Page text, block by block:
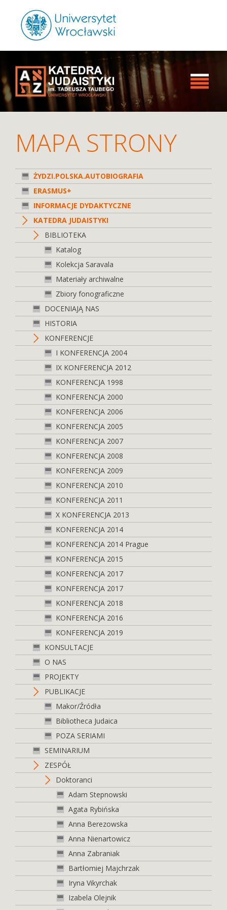
MAPA STRONY
ŻYDZI.POLSKA.AUTOBIOGRAFIA
ERASMUS+
INFORMACJE DYDAKTYCZNE
KATEDRA JUDAISTYKI
BIBLIOTEKA
Katalog
Kolekcja Saravala
Materiały archiwalne
Zbiory fonograficzne
DOCENIAJĄ NAS
HISTORIA
KONFERENCJE
I KONFERENCJA 2004
IX KONFERENCJA 2012
KONFERENCJA 1998
KONFERENCJA 2000
KONFERENCJA 2006
KONFERENCJA 2005
KONFERENCJA 2007
KONFERENCJA 2008
KONFERENCJA 2009
KONFERENCJA 2010
KONFERENCJA 2011
X KONFERENCJA 2013
KONFERENCJA 2014
KONFERENCJA 2014 Prague
KONFERENCJA 2015
KONFERENCJA 2017
KONFERENCJA 2017
KONFERENCJA 2018
KONFERENCJA 2016
KONFERENCJA 2019
KONSULTACJE
O NAS
PROJEKTY
PUBLIKACJE
Makor/Źródła
Bibliotheca Judaica
POZA SERIAMI
SEMINARIUM
ZESPÓŁ
Doktoranci
Adam Stepnowski
Agata Rybińska
Anna Berezowska
Anna Nienartowicz
Anna Zabraniak
Bartłomiej Majchrzak
Iryna Vikyrchak
Izabela Olejnik